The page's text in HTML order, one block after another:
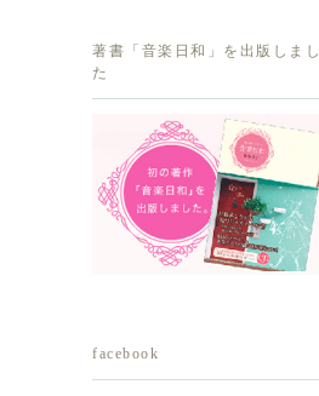
著書「音楽日和」を出版しまし
た
facebook